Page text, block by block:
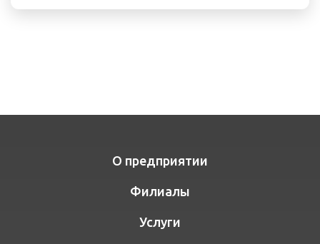
О предприятии
Филиалы
Услуги